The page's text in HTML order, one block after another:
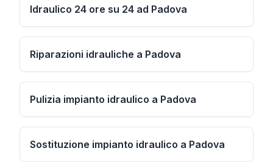
Idraulico 24 ore su 24 ad Padova
Riparazioni idrauliche a Padova
Pulizia impianto idraulico a Padova
Sostituzione impianto idraulico a Padova